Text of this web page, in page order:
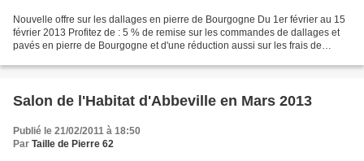
Nouvelle offre sur les dallages en pierre de Bourgogne Du 1er février au 15
février 2013 Profitez de : 5 % de remise sur les commandes de dallages et
pavés en pierre de Bourgogne et d'une réduction aussi sur les frais de
Salon de l'Habitat d'Abbeville en Mars 2013
Publié le 21/02/2011 à 18:50
Par Taille de Pierre 62